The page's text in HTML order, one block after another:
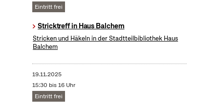
Eintritt frei
Stricktreff in Haus Balchem
Stricken und Häkeln in der Stadtteilbibliothek Haus
Balchem
19.11.2025
15:30 bis 16 Uhr
Eintritt frei